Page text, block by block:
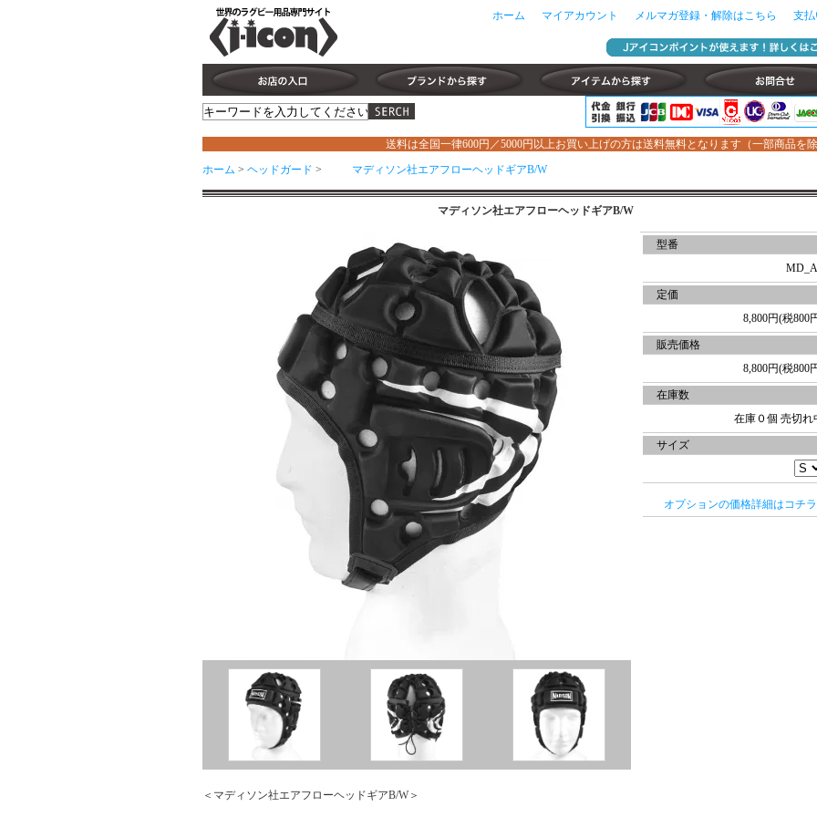
ホーム マイアカウント メルマガ登録・解除はこちら 支
送料は全国一律600円／5000円以上お買い上げの方は送料無料となります（一部商品を
ホーム > ヘッドガード > マディソン社エアフローヘッドギアB/W
マディソン社エアフローヘッドギアB/W
型番
定価
8,800円(税800
販売価格
8,800円(税800
在庫数
在庫０個 売切れ
サイズ
オプションの価格詳細はコチラ
＜マディソン社エアフローヘッドギアB/W＞